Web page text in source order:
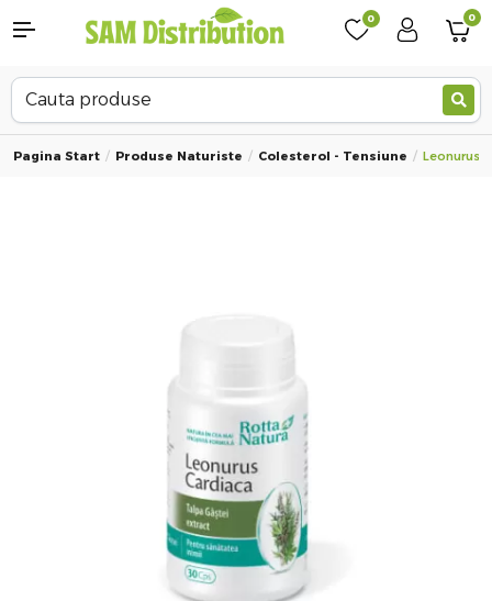
0 0
Pagina Start Produse Naturiste Colesterol - Tensiune Leonurus